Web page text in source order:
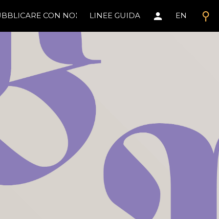
search
CON NOI LINEE GUIDA person EN